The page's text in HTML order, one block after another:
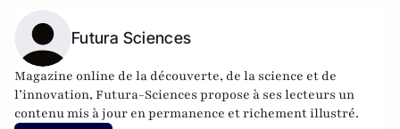
Futura Sciences
Magazine online de la découverte, de la science et de
l’innovation, Futura-Sciences propose à ses lecteurs un
contenu mis à jour en permanence et richement illustré.